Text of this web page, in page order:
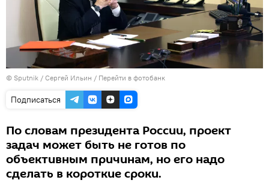
© Sputnik / Сергей Ильин / Перейти в фотобанк
Подписаться
По словам президента России, проект
задач может быть не готов по
объективным причинам, но его надо
сделать в короткие сроки.